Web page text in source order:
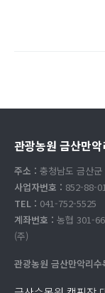
관광농원 금산만
주소 : 충청남도 금산
사업자번호 : 852-88-
TEL : 041-752-5525
계좌번호 : 농협 301-
(주)
관광농원 금산만악리